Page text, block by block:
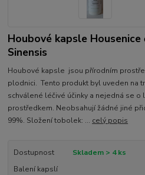
Houbové kapsle Housenice
Sinensis
Houbové kapsle jsou přírodním
plodnici. Tento produkt byl uveden na
schválené léčivé účinky a nejedná se
prostředkem. Neobsahují žádné jiné
99%. Složení tobolek: ... celý popis
Dostupnost
Skladem > 4 ks
Balení kapslí